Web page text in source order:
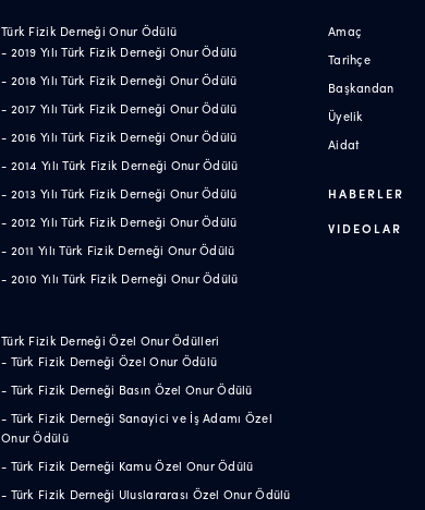
Türk Fizik Derneği Onur Ödülü
- 2019 Yılı Türk Fizik Derneği Onur Ödülü
- 2018 Yılı Türk Fizik Derneği Onur Ödülü
- 2017 Yılı Türk Fizik Derneği Onur Ödülü
- 2016 Yılı Türk Fizik Derneği Onur Ödülü
- 2014 Yılı Türk Fizik Derneği Onur Ödülü
- 2013 Yılı Türk Fizik Derneği Onur Ödülü
- 2012 Yılı Türk Fizik Derneği Onur Ödülü
- 2011 Yılı Türk Fizik Derneği Onur Ödülü
- 2010 Yılı Türk Fizik Derneği Onur Ödülü
Türk Fizik Derneği Özel Onur Ödülleri
- Türk Fizik Derneği Özel Onur Ödülü
- Türk Fizik Derneği Basın Özel Onur Ödülü
- Türk Fizik Derneği Sanayici ve İş Adamı Özel
Onur Ödülü
- Türk Fizik Derneği Kamu Özel Onur Ödülü
- Türk Fizik Derneği Uluslararası Özel Onur Ödülü
Amaç
Tarihçe
Başkandan
Üyelik
Aidat
HABERLER
VIDEOLAR